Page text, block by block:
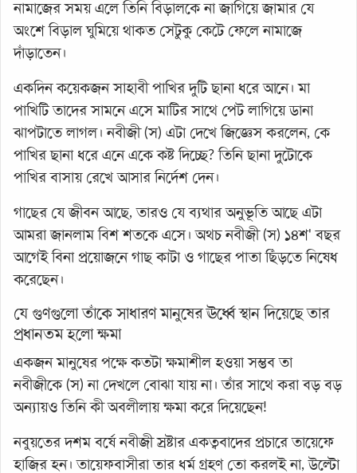
নামাজের সময় এলে তিনি বিড়ালকে না জাগিয়ে জামার যে
অংশে বিড়াল ঘুমিয়ে থাকত সেটুকু কেটে ফেলে নামাজে
দাঁড়াতেন।
একদিন কয়েকজন সাহাবী পাখির দুটি ছানা ধরে আনে। মা
পাখিটি তাদের সামনে এসে মাটির সাথে পেট লাগিয়ে ডানা
ঝাপটাতে লাগল। নবীজী (স) এটা দেখে জিজ্ঞেস করলেন, কে
পাখির ছানা ধরে এনে একে কষ্ট দিচ্ছে? তিনি ছানা দুটোকে
পাখির বাসায় রেখে আসার নির্দেশ দেন।
গাছের যে জীবন আছে, তারও যে ব্যথার অনুভূতি আছে এটা
আমরা জানলাম বিশ শতকে এসে। অথচ নবীজী (স) ১৪শ' বছর
আগেই বিনা প্রয়োজনে গাছ কাটা ও গাছের পাতা ছিঁড়তে নিষেধ
করেছেন।
যে গুণগুলো তাঁকে সাধারণ মানুষের ঊর্ধ্বে স্থান দিয়েছে তার
প্রধানতম হলো ক্ষমা
একজন মানুষের পক্ষে কতটা ক্ষমাশীল হওয়া সম্ভব তা
নবীজীকে (স) না দেখলে বোঝা যায় না। তাঁর সাথে করা বড় বড়
অন্যায়ও তিনি কী অবলীলায় ক্ষমা করে দিয়েছেন!
নবুয়তের দশম বর্ষে নবীজী স্রষ্টার একত্ববাদের প্রচারে তায়েফে
হাজির হন। তায়েফবাসীরা তার ধর্ম গ্রহণ তো করলই না, উল্টো